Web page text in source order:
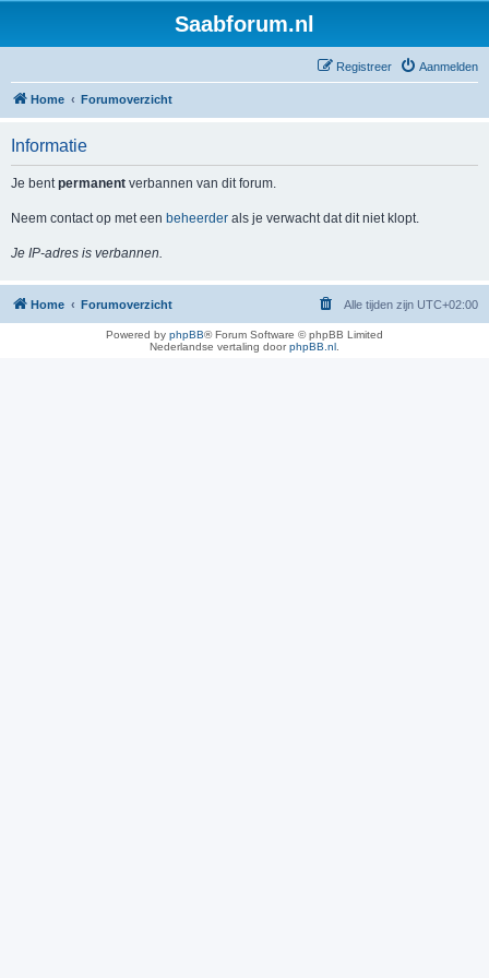
Saabforum.nl
Aanmelden
Registreer
Home Forumoverzicht
Informatie
Je bentpermanent verbannen van dit forum.
Neem contact op met een beheerder als je verwacht dat dit niet klopt.
Je IP-adres is verbannen.
Home Forumoverzicht Alle tijden zijn UTC+02:00
Powered by phpBB® Forum Software © phpBB Limited
Nederlandse vertaling doorphpBB.nl